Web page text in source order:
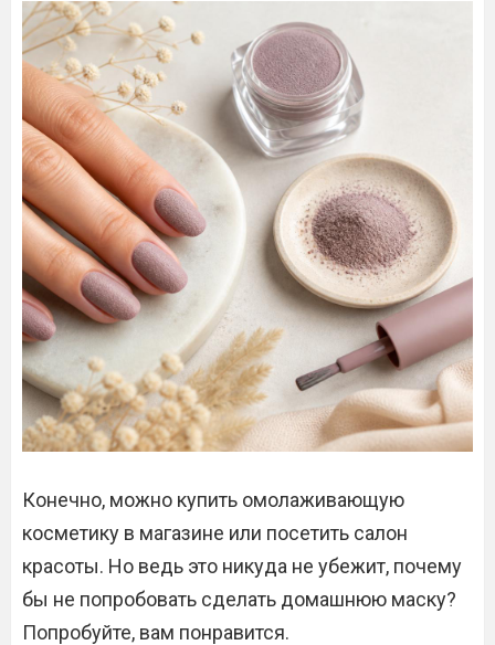
Конечно, можно купить омолаживающую
косметику в магазине или посетить салон
красоты. Но ведь это никуда не убежит, почему
бы не попробовать сделать домашнюю маску?
Попробуйте, вам понравится.